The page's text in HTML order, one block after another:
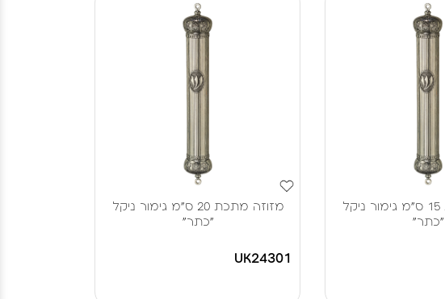
מזוזה מתכת 15 ס"מ גימור ניקל
"כתר"
מזוזה מתכת 20 ס"מ גימור ניקל
"כתר"
UK24301